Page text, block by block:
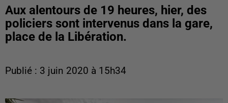
Aux alentours de 19 heures, hier, des
policiers sont intervenus dans la gare,
place de la Libération.
Publié : 3 juin 2020 à 15h34